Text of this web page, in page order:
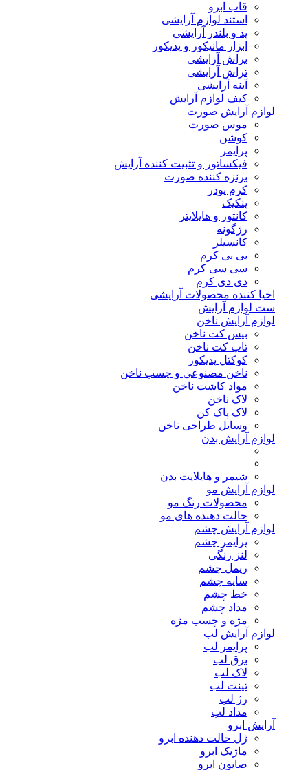
قاب ابرو
استند لوازم آرایشی
پد و بلندر آرایشی
ابزار مانیکور و پدیکور
براش آرایشی
تراش آرایشی
آینه آرایشی
کیف لوازم آرایش
لوازم آرایش صورت
موس صورت
کوشن
پرایمر
فیکساتور و تثبیت کننده آرایش
برنزه کننده صورت
کرم پودر
پنکیک
کانتور و هایلایتر
رژگونه
کانسیلر
بی بی کرم
سی سی کرم
دی دی کرم
احیا کننده محصولات آرایشی
ست لوازم آرایش
لوازم آرایش ناخن
بیس کت ناخن
تاپ کت ناخن
کوکتل پدیکور
ناخن مصنوعی و چسب ناخن
مواد کاشت ناخن
لاک ناخن
لاک پاک کن
وسایل طراحی ناخن
لوازم آرایش بدن
شیمر و هایلایت بدن
لوازم آرایش مو
محصولات رنگ مو
حالت دهنده های مو
لوازم آرایش چشم
پرایمر چشم
لنز رنگی
ریمل چشم
سایه چشم
خط چشم
مداد چشم
مژه و چسب مژه
لوازم آرایش لب
پرایمر لب
برق لب
لاک لب
تینت لب
رژ لب
مداد لب
آرایش ابرو
ژل حالت دهنده ابرو
ماژیک ابرو
صابون ابرو